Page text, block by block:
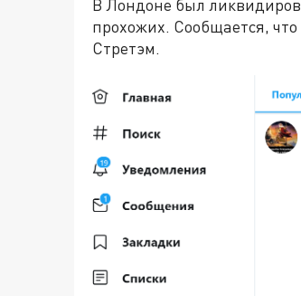
В Лондоне был
прохожих. Сообщается,
Стретэм.